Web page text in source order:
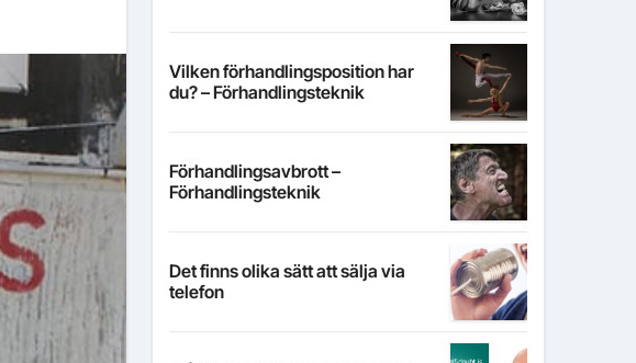
Vilken förhandlingsposition har
du? – Förhandlingsteknik
Förhandlingsavbrott –
Förhandlingsteknik
Det finns olika sätt att sälja via
telefon